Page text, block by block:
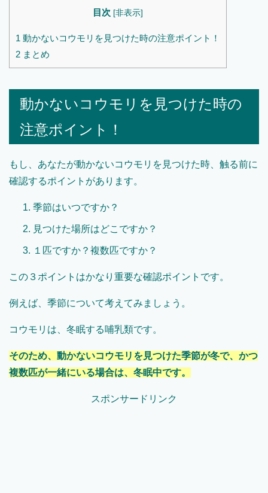
目次 [非表示]
1 動かないコウモリを見つけた時の注意ポイント！
2 まとめ
動かないコウモリを見つけた時の
注意ポイント！
もし、あなたが動かないコウモリを見つけた時、触る前に
確認するポイントがあります。
季節はいつですか？
見つけた場所はどこですか？
１匹ですか？複数匹ですか？
この３ポイントはかなり重要な確認ポイントです。
例えば、季節について考えてみましょう。
コウモリは、冬眠する哺乳類です。
そのため、動かないコウモリを見つけた季節が冬で、かつ
複数匹が一緒にいる場合は、冬眠中です。
スポンサードリンク